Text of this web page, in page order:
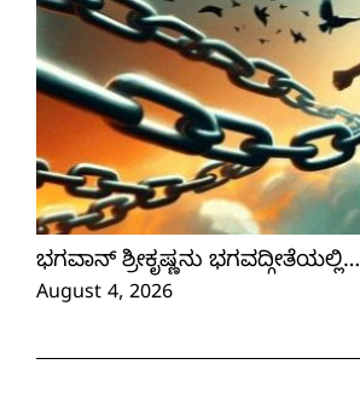
ಭಗವಾನ್ ಶ್ರೀಕೃಷ್ಣನು ಭಗವದ್ಗೀತೆಯಲ್ಲಿ…
August 4, 2026